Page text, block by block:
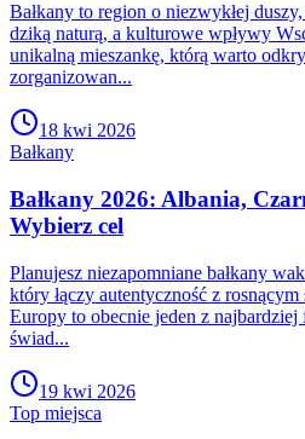
Bałkany to region o niezwykłej
dziką naturą, a kulturowe wpływy
unikalną mieszankę, którą warto
zorganizowan...
18 kwi 2026
Bałkany
Bałkany 2026: Albania,
Wybierz cel
Planujesz niezapomniane bałkany
który łączy autentyczność z rosnącym
Europy to obecnie jeden z
świad...
19 kwi 2026
Top miejsca